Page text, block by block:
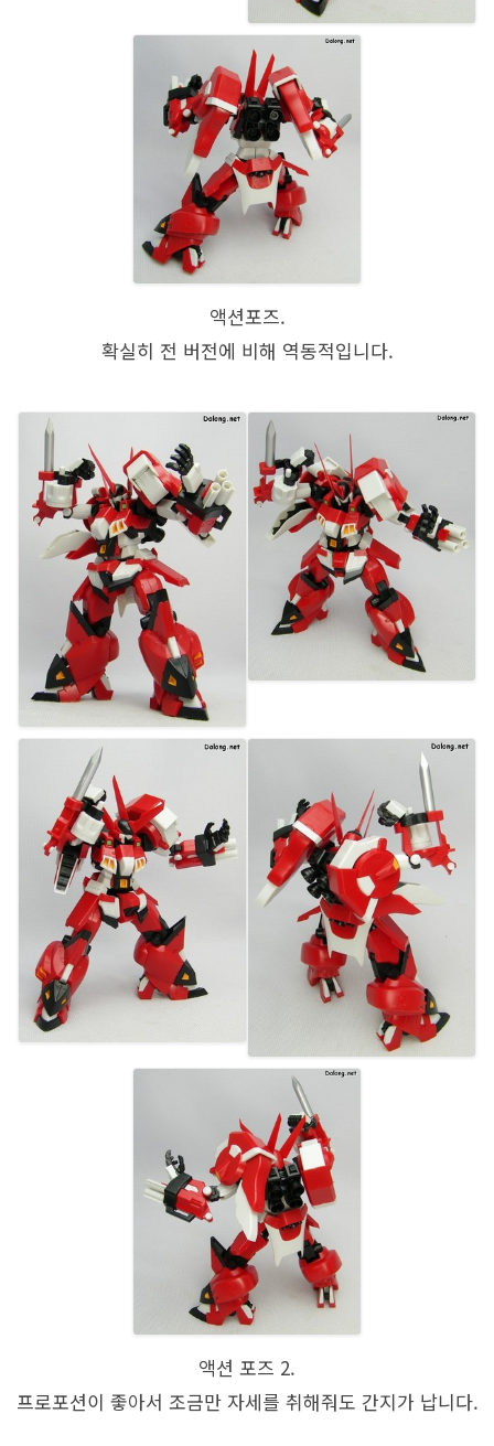
액션포즈.
확실히 전 버전에 비해 역동적입니다.
액션 포즈 2.
프로포션이 좋아서 조금만 자세를 취해줘도 간지가 납니다.